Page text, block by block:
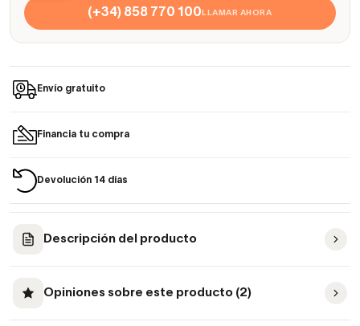
(+34) 858 770 100LLAMAR AHORA
Envío gratuito
Financia tu compra
Devolución 14 días
Descripción del producto
Opiniones sobre este producto (2)